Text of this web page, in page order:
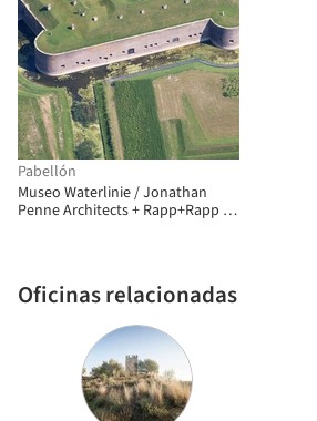
Pabellón
Museo Waterlinie / Jonathan
Penne Architects + Rapp+Rapp +
Oficinas relacionadas